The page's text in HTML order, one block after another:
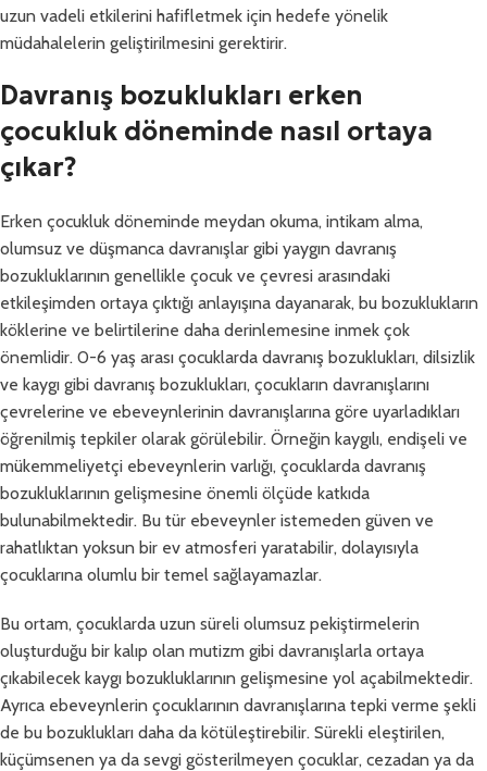
uzun vadeli etkilerini hafifletmek için hedefe yönelik
müdahalelerin geliştirilmesini gerektirir.
Davranış bozuklukları erken
çocukluk döneminde nasıl ortaya
çıkar?
Erken çocukluk döneminde meydan okuma, intikam alma,
olumsuz ve düşmanca davranışlar gibi yaygın davranış
bozukluklarının genellikle çocuk ve çevresi arasındaki
etkileşimden ortaya çıktığı anlayışına dayanarak, bu bozuklukların
köklerine ve belirtilerine daha derinlemesine inmek çok
önemlidir. 0-6 yaş arası çocuklarda davranış bozuklukları, dilsizlik
ve kaygı gibi davranış bozuklukları, çocukların davranışlarını
çevrelerine ve ebeveynlerinin davranışlarına göre uyarladıkları
öğrenilmiş tepkiler olarak görülebilir. Örneğin kaygılı, endişeli ve
mükemmeliyetçi ebeveynlerin varlığı, çocuklarda davranış
bozukluklarının gelişmesine önemli ölçüde katkıda
bulunabilmektedir. Bu tür ebeveynler istemeden güven ve
rahatlıktan yoksun bir ev atmosferi yaratabilir, dolayısıyla
çocuklarına olumlu bir temel sağlayamazlar.
Bu ortam, çocuklarda uzun süreli olumsuz pekiştirmelerin
oluşturduğu bir kalıp olan mutizm gibi davranışlarla ortaya
çıkabilecek kaygı bozukluklarının gelişmesine yol açabilmektedir.
Ayrıca ebeveynlerin çocuklarının davranışlarına tepki verme şekli
de bu bozuklukları daha da kötüleştirebilir. Sürekli eleştirilen,
küçümsenen ya da sevgi gösterilmeyen çocuklar, cezadan ya da